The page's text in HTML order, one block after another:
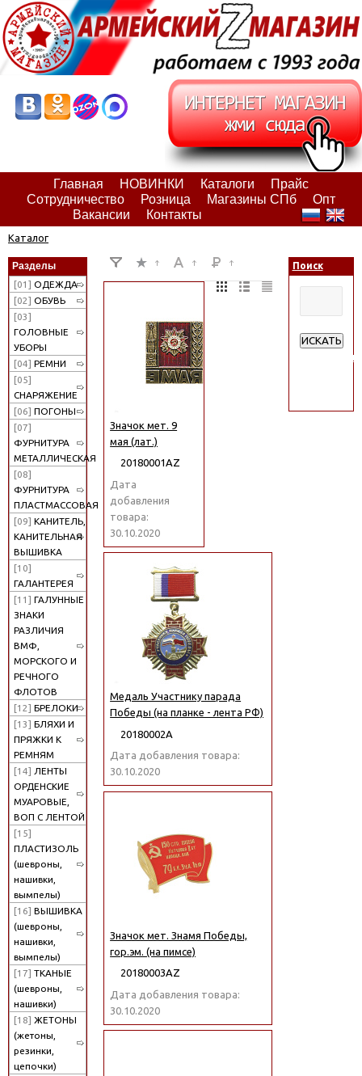
Главная НОВИНКИ Каталоги
Прайс
Сотрудничество
Розница Магазины СПб
Опт
Вакансии
Контакты
Каталог
Разделы
[01] ОДЕЖДА
[02] ОБУВЬ
[03]
ГОЛОВНЫЕ
УБОРЫ
[04] РЕМНИ
[05]
СНАРЯЖЕНИЕ
[06] ПОГОНЫ
[07]
ФУРНИТУРА
МЕТАЛЛИЧЕСКАЯ
[08]
ФУРНИТУРА
ПЛАСТМАССОВАЯ
[09] КАНИТЕЛЬ,
КАНИТЕЛЬНАЯ
ВЫШИВКА
[10]
ГАЛАНТЕРЕЯ
[11] ГАЛУННЫЕ
ЗНАКИ
РАЗЛИЧИЯ
ВМФ,
МОРСКОГО И
РЕЧНОГО
ФЛОТОВ
[12] БРЕЛОКИ
[13] БЛЯХИ И
ПРЯЖКИ К
РЕМНЯМ
[14] ЛЕНТЫ
ОРДЕНСКИЕ
МУАРОВЫЕ,
ВОП С ЛЕНТОЙ
[15]
ПЛАСТИЗОЛЬ
(шевроны,
нашивки,
вымпелы)
[16] ВЫШИВКА
(шевроны,
нашивки,
вымпелы)
[17] ТКАНЫЕ
(шевроны,
нашивки)
[18] ЖЕТОНЫ
(жетоны,
резинки,
цепочки)
Значок мет. 9
мая (лат.)
20180001АZ
Дата
добавления
товара:
30.10.2020
Медаль Участнику парада
Победы (на планке - лента РФ)
20180002А
Дата добавления товара:
30.10.2020
Значок мет. Знамя Победы,
гор.эм. (на пимсе)
20180003АZ
Дата добавления товара:
30.10.2020
Поиск
ИСКАТЬ